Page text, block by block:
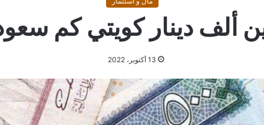
ألف دينار كويتي كم
13 أكتوبر، 2022